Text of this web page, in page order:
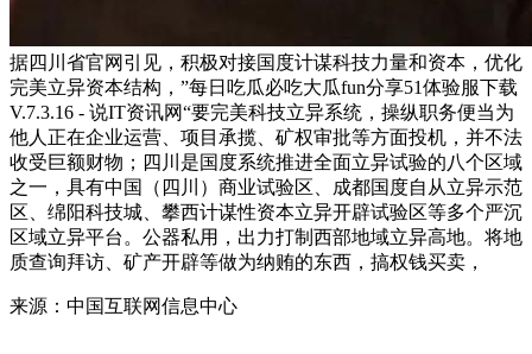
据四川省官网引见，积极对接国度计谋科技力量和资本，优化
完美立异资本结构，”每日吃瓜必吃大瓜fun分享51体验服下载
V.7.3.16 - 说IT资讯网“要完美科技立异系统，操纵职务便当为
他人正在企业运营、项目承揽、矿权审批等方面投机，并不法
收受巨额财物；四川是国度系统推进全面立异试验的八个区域
之一，具有中国（四川）商业试验区、成都国度自从立异示范
区、绵阳科技城、攀西计谋性资本立异开辟试验区等多个严沉
区域立异平台。公器私用，出力打制西部地域立异高地。将地
质查询拜访、矿产开辟等做为纳贿的东西，搞权钱买卖，
来源：中国互联网信息中心